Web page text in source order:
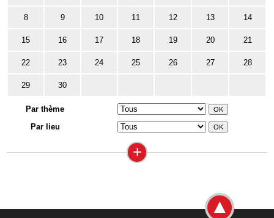
8 9 10 11 12 13 14
15 16 17 18 19 20 21
22 23 24 25 26 27 28
29 30
Par thème
Par lieu
+